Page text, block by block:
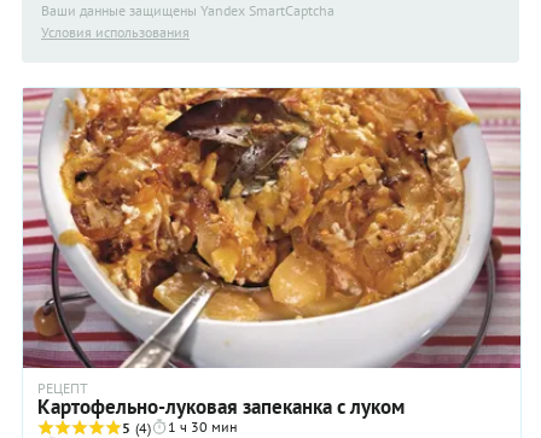
Ваши данные защищены Yandex SmartCaptcha
Условия использования
РЕЦЕПТ
Картофельно-луковая запеканка с луком
5 (4) 1 ч 30 мин